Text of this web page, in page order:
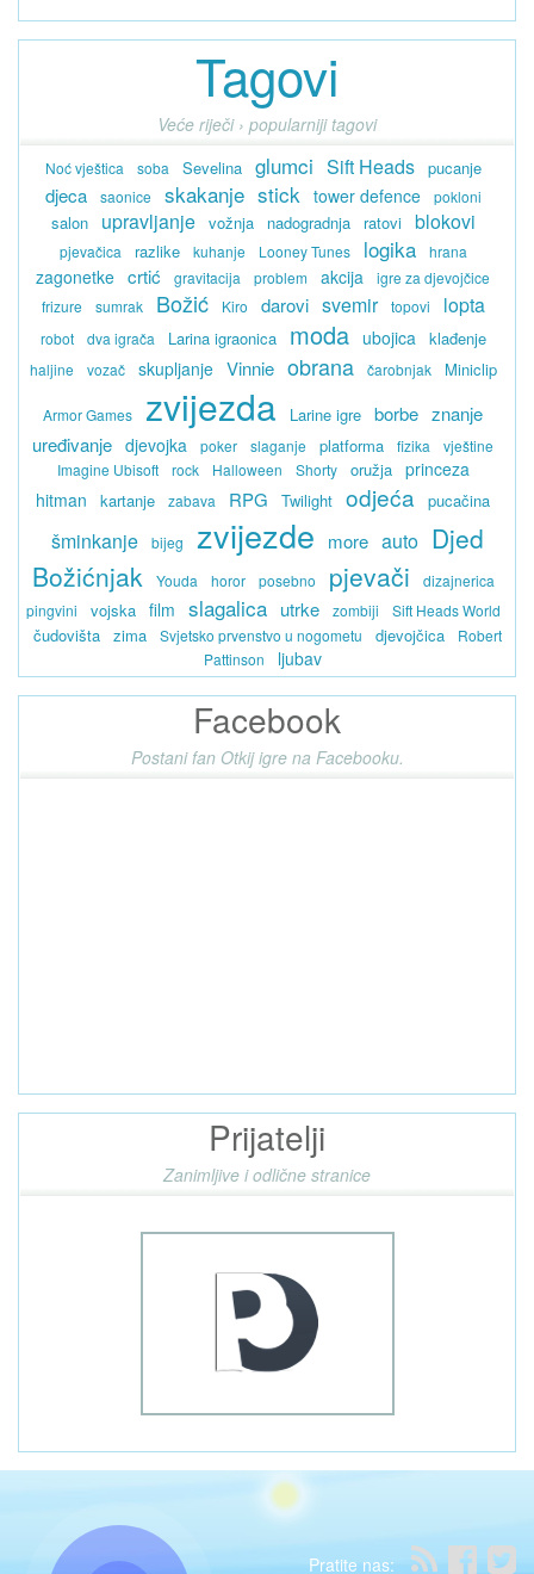
Tagovi
Veće riječi › popularniji tagovi
Noć vještica soba Sevelina glumci Sift Heads pucanje
djeca saonice skakanje stick tower defence pokloni
salon upravljanje vožnja nadogradnja ratovi blokovi
pjevačica razlike kuhanje Looney Tunes logika hrana
zagonetke crtić gravitacija problem akcija
igre za djevojčice
frizure
sumrak Božić Kiro darovi svemir topovi lopta
robot dva igrača Larina igraonica moda ubojica klađenje
haljine vozač skupljanje Vinnie obrana čarobnjak Miniclip
Armor Games zvijezda Larine igre borbe znanje
uređivanje djevojka poker slaganje platforma fizika
vještine
Imagine Ubisoft
rock Halloween Shorty oružja
princeza
hitman
kartanje zabava RPG Twilight odjeća pucačina
šminkanje bijeg zvijezde more auto Djed
Božićnjak
Youda horor posebno pjevači
dizajnerica
pingvini
vojska film slagalica utrke zombiji Sift Heads World
čudovišta zima Svjetsko prvenstvo u nogometu djevojčica
Robert
Pattinson
ljubav
Facebook
Postani fan Otkij igre na Facebooku.
Prijatelji
Zanimljive i odlične stranice
Pratite nas: